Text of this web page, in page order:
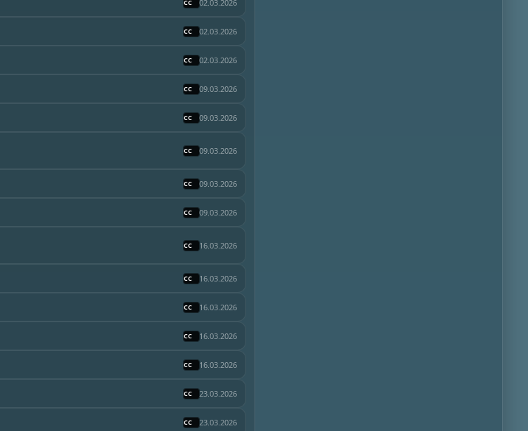
02.03.2026
02.03.2026
02.03.2026
09.03.2026
09.03.2026
09.03.2026
09.03.2026
09.03.2026
16.03.2026
16.03.2026
16.03.2026
16.03.2026
16.03.2026
23.03.2026
23.03.2026